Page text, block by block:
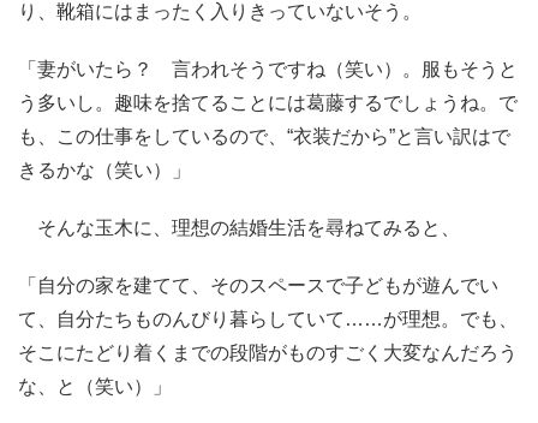
り、靴箱にはまったく入りきっていないそう。
「妻がいたら？ 言われそうですね（笑い）。服もそうと
う多いし。趣味を捨てることには葛藤するでしょうね。で
も、この仕事をしているので、“衣装だから”と言い訳はで
きるかな（笑い）」
そんな玉木に、理想の結婚生活を尋ねてみると、
「自分の家を建てて、そのスペースで子どもが遊んでい
て、自分たちものんびり暮らしていて……が理想。でも、
そこにたどり着くまでの段階がものすごく大変なんだろう
な、と（笑い）」